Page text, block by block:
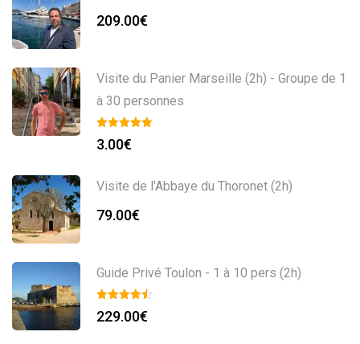
209.00€
Visite du Panier Marseille (2h) - Groupe de 1
à 30 personnes
3.00€
Visite de l'Abbaye du Thoronet (2h)
79.00€
Guide Privé Toulon - 1 à 10 pers (2h)
229.00€